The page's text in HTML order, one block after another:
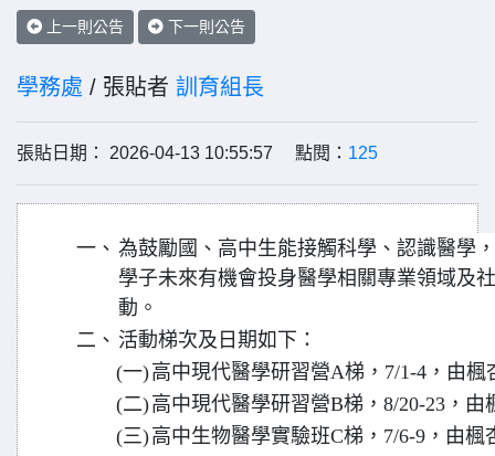
上一則公告 下一則公告
學務處 / 張貼者 訓育組長
張貼日期： 2026-04-13 10:55:57 點閱： 125
一、 為鼓勵國、高中生能接觸科學、認識醫學
學子未來有機會投身醫學相關專業領域及
動。
二、 活動梯次及日期如下：
(一)高中現代醫學研習營A梯，7/1-4，由
(二)高中現代醫學研習營B梯，8/20-23，
(三)高中生物醫學實驗班C梯，7/6-9，由